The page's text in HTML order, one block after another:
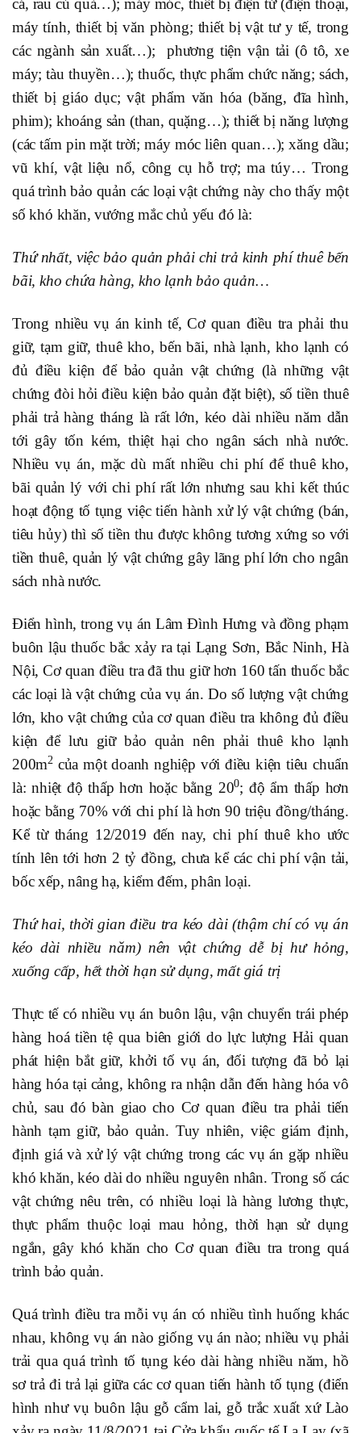
cá, rau củ quả…); máy móc, thiết bị điện tử (điện thoại,
máy tính, thiết bị văn phòng; thiết bị vật tư y tế, trong
các ngành sản xuất…); phương tiện vận tải (ô tô, xe
máy; tàu thuyền…); thuốc, thực phẩm chức năng; sách,
thiết bị giáo dục; vật phẩm văn hóa (băng, đĩa hình,
phim); khoáng sản (than, quặng…); thiết bị năng lượng
(các tấm pin mặt trời; máy móc liên quan…); xăng dầu;
vũ khí, vật liệu nổ, công cụ hỗ trợ; ma túy… Trong
quá trình bảo quản các loại vật chứng này cho thấy một
số khó khăn, vướng mắc chủ yếu đó là:
Thứ nhất, việc bảo quản phải chi trả kinh phí thuê bến
bãi, kho chứa hàng, kho lạnh bảo quản…
Trong nhiều vụ án kinh tế, Cơ quan điều tra phải thu
giữ, tạm giữ, thuê kho, bến bãi, nhà lạnh, kho lạnh có
đủ điều kiện để bảo quản vật chứng (là những vật
chứng đòi hỏi điều kiện bảo quản đặt biệt), số tiền thuê
phải trả hàng tháng là rất lớn, kéo dài nhiều năm dẫn
tới gây tốn kém, thiệt hại cho ngân sách nhà nước.
Nhiều vụ án, mặc dù mất nhiều chi phí để thuê kho,
bãi quản lý với chi phí rất lớn nhưng sau khi kết thúc
hoạt động tố tụng việc tiến hành xử lý vật chứng (bán,
tiêu hủy) thì số tiền thu được không tương xứng so với
tiền thuê, quản lý vật chứng gây lãng phí lớn cho ngân
sách nhà nước.
Điển hình, trong vụ án Lâm Đình Hưng và đồng phạm
buôn lậu thuốc bắc xảy ra tại Lạng Sơn, Bắc Ninh, Hà
Nội, Cơ quan điều tra đã thu giữ hơn 160 tấn thuốc bắc
các loại là vật chứng của vụ án. Do số lượng vật chứng
lớn, kho vật chứng của cơ quan điều tra không đủ điều
kiện để lưu giữ bảo quản nên phải thuê kho lạnh
200m2 của một doanh nghiệp với điều kiện tiêu chuẩn
là: nhiệt độ thấp hơn hoặc bằng 200; độ ẩm thấp hơn
hoặc bằng 70% với chi phí là hơn 90 triệu đồng/tháng.
Kể từ tháng 12/2019 đến nay, chi phí thuê kho ước
tính lên tới hơn 2 tỷ đồng, chưa kể các chi phí vận tải,
bốc xếp, nâng hạ, kiểm đếm, phân loại.
Thứ hai, thời gian điều tra kéo dài (thậm chí có vụ án
kéo dài nhiều năm) nên vật chứng dễ bị hư hỏng,
xuống cấp, hết thời hạn sử dụng, mất giá trị
Thực tế có nhiều vụ án buôn lậu, vận chuyển trái phép
hàng hoá tiền tệ qua biên giới do lực lượng Hải quan
phát hiện bắt giữ, khởi tố vụ án, đối tượng đã bỏ lại
hàng hóa tại cảng, không ra nhận dẫn đến hàng hóa vô
chủ, sau đó bàn giao cho Cơ quan điều tra phải tiến
hành tạm giữ, bảo quản. Tuy nhiên, việc giám định,
định giá và xử lý vật chứng trong các vụ án gặp nhiều
khó khăn, kéo dài do nhiều nguyên nhân. Trong số các
vật chứng nêu trên, có nhiều loại là hàng lương thực,
thực phẩm thuộc loại mau hỏng, thời hạn sử dụng
ngắn, gây khó khăn cho Cơ quan điều tra trong quá
trình bảo quản.
Quá trình điều tra mỗi vụ án có nhiều tình huống khác
nhau, không vụ án nào giống vụ án nào; nhiều vụ phải
trải qua quá trình tố tụng kéo dài hàng nhiều năm, hồ
sơ trả đi trả lại giữa các cơ quan tiến hành tố tụng (điển
hình như vụ buôn lậu gỗ cẩm lai, gỗ trắc xuất xứ Lào